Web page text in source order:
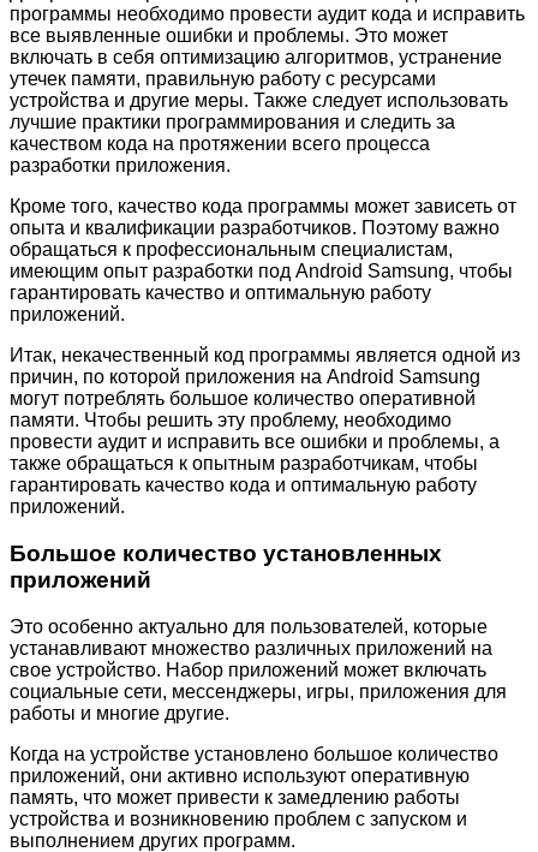
программы необходимо провести аудит кода и исправить
все выявленные ошибки и проблемы. Это может
включать в себя оптимизацию алгоритмов, устранение
утечек памяти, правильную работу с ресурсами
устройства и другие меры. Также следует использовать
лучшие практики программирования и следить за
качеством кода на протяжении всего процесса
разработки приложения.
Кроме того, качество кода программы может зависеть от
опыта и квалификации разработчиков. Поэтому важно
обращаться к профессиональным специалистам,
имеющим опыт разработки под Android Samsung, чтобы
гарантировать качество и оптимальную работу
приложений.
Итак, некачественный код программы является одной из
причин, по которой приложения на Android Samsung
могут потреблять большое количество оперативной
памяти. Чтобы решить эту проблему, необходимо
провести аудит и исправить все ошибки и проблемы, а
также обращаться к опытным разработчикам, чтобы
гарантировать качество кода и оптимальную работу
приложений.
Большое количество установленных
приложений
Это особенно актуально для пользователей, которые
устанавливают множество различных приложений на
свое устройство. Набор приложений может включать
социальные сети, мессенджеры, игры, приложения для
работы и многие другие.
Когда на устройстве установлено большое количество
приложений, они активно используют оперативную
память, что может привести к замедлению работы
устройства и возникновению проблем с запуском и
выполнением других программ.